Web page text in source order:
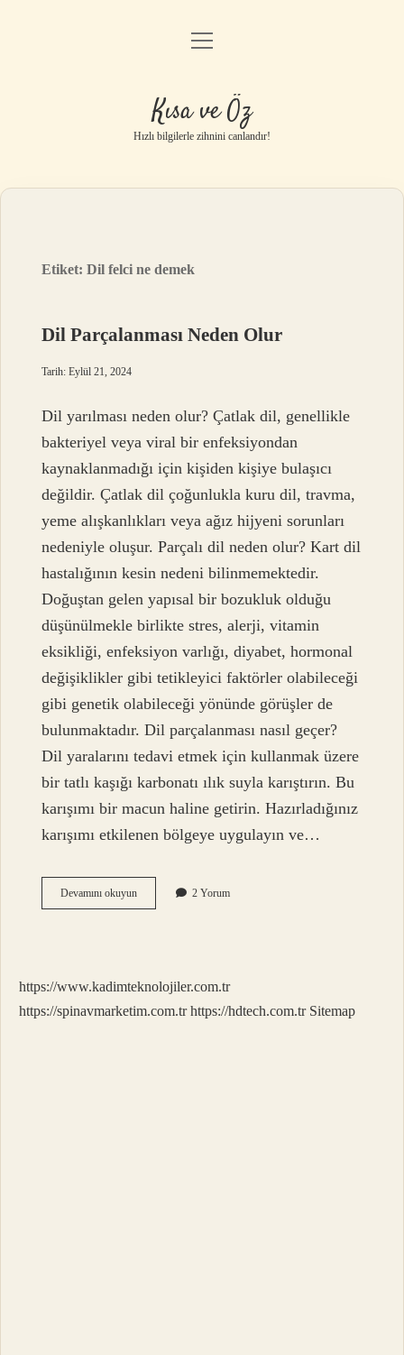
Anasayfa
Gizlilik Politikası
Yasal Uyarı
menüyü
Kısa ve Öz
Hızlı bilgilerle zihnini canlandır!
Etiket:Dil felci ne demek
Dil Parçalanması Neden Olur
Tarih: Eylül 21, 2024
Dil yarılması neden olur? Çatlak dil, genellikle
bakteriyel veya viral bir enfeksiyondan
kaynaklanmadığı için kişiden kişiye bulaşıcı
değildir. Çatlak dil çoğunlukla kuru dil, travma,
yeme alışkanlıkları veya ağız hijyeni sorunları
nedeniyle oluşur. Parçalı dil neden olur? Kart dil
hastalığının kesin nedeni bilinmemektedir.
Doğuştan gelen yapısal bir bozukluk olduğu
düşünülmekle birlikte stres, alerji, vitamin
eksikliği, enfeksiyon varlığı, diyabet, hormonal
değişiklikler gibi tetikleyici faktörler olabileceği
gibi genetik olabileceği yönünde görüşler de
bulunmaktadır. Dil parçalanması nasıl geçer?
Dil yaralarını tedavi etmek için kullanmak üzere
bir tatlı kaşığı karbonatı ılık suyla karıştırın. Bu
karışımı bir macun haline getirin. Hazırladığınız
karışımı etkilenen bölgeye uygulayın ve…
Devamını okuyunDil
Parçalanması
2 Yorum
https://www.kadimteknolojiler.com.tr
https://spinavmarketim.com.tr https://hdtech.com.tr Sitemap